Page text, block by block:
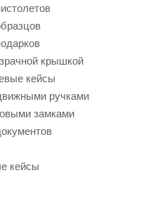
крышкой
кейсы
ручками
замками
кейсы